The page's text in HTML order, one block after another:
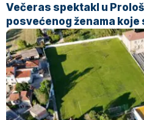
Večeras spektakl u
posvećenog ženama koje